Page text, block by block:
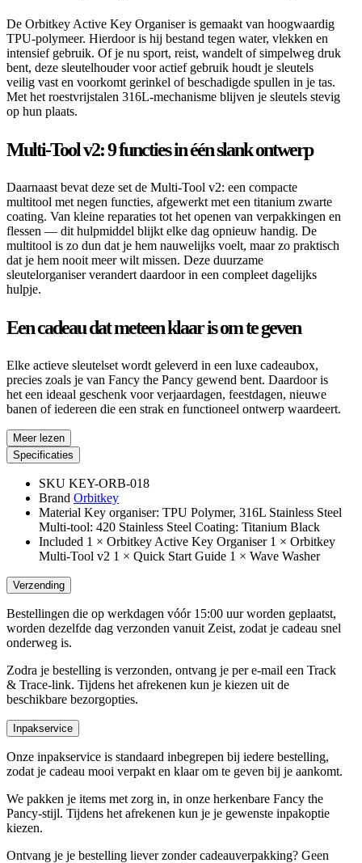
De Orbitkey Active Key Organiser is gemaakt van hoogwaardig
TPU-polymeer. Hierdoor is hij bestand tegen water, vlekken en
intensief gebruik. Of je nu sport, reist, wandelt of simpelweg druk
bent, deze sleutelhouder voor actief gebruik houdt je sleutels
veilig vast en voorkomt gerinkel of beschadigde spullen in je tas.
Met het roestvrijstalen 316L-mechanisme blijven je sleutels stevig
op hun plaats.
Multi-Tool v2: 9 functies in één slank ontwerp
Daarnaast bevat deze set de Multi-Tool v2: een compacte
multitool met negen functies, afgewerkt met een titanium zwarte
coating. Van kleine reparaties tot het openen van verpakkingen en
flessen — dit hulpmiddel blijkt elke dag opnieuw handig. De
multitool is zo dun dat je hem nauwelijks voelt, maar zo praktisch
dat je hem nooit meer wilt missen. Deze duurzame
sleutelorganiser verandert daardoor in een compleet dagelijks
hulpje.
Een cadeau dat meteen klaar is om te geven
Elke actieve sleutelset wordt geleverd in een luxe cadeaubox,
precies zoals je van Fancy the Pancy gewend bent. Daardoor is
het een ideaal geschenk voor verjaardagen, feestdagen, nieuwe
banen of iedereen die een strak en functioneel ontwerp waardeert.
Meer lezen
Specificaties
SKU KEY-ORB-018
Brand Orbitkey
Material Key organiser: TPU Polymer, 316L Stainless Steel
Multi-tool: 420 Stainless Steel Coating: Titanium Black
Included 1 × Orbitkey Active Key Organiser 1 × Orbitkey
Multi-Tool v2 1 × Quick Start Guide 1 × Wave Washer
Verzending
Bestellingen die op werkdagen vóór 15:00 uur worden geplaatst,
worden dezelfde dag verzonden vanuit Zeist, zodat je cadeau snel
onderweg is.
Zodra je bestelling is verzonden, ontvang je per e-mail een Track
& Trace-link. Tijdens het afrekenen kun je kiezen uit de
beschikbare bezorgopties.
Inpakservice
Onze inpakservice is standaard inbegrepen bij iedere bestelling,
zodat je cadeau mooi verpakt en klaar om te geven bij je aankomt.
We pakken je items met zorg in, in onze herkenbare Fancy the
Pancy-stijl. Tijdens het afrekenen kun je je gewenste inpakoptie
kiezen.
Ontvang je je bestelling liever zonder cadeauverpakking? Geen